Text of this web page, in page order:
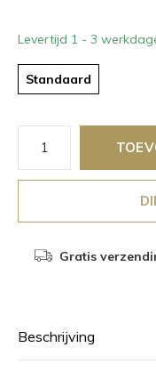
Levertijd 1 - 3
Standaard
Gratis
Beschrijving